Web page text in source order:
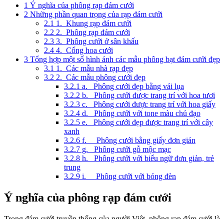
1 Ý nghĩa của phông rạp đám cưới
2 Những phần quan trọng của rạp đám cưới
2.1 1. Khung rạp đám cưới
2.2 2. Phông rạp đám cưới
2.3 3. Phông cưới ở sân khấu
2.4 4. Cổng hoa cưới
3 Tổng hợp một số hình ảnh các mẫu phông bạt đám cưới đẹp
3.1 1. Các mẫu nhà rạp đẹp
3.2 2. Các mẫu phông cưới đẹp
3.2.1 a. Phông cưới đẹp bằng vải lụa
3.2.2 b. Phông cưới được trang trí với hoa tươi
3.2.3 c. Phông cưới được trang trí với hoa giấy
3.2.4 d. Phông cưới với tone màu chủ đạo
3.2.5 e. Phông cưới đẹp được trang trí với cây
xanh
3.2.6 f. Phông cưới bằng giấy đơn giản
3.2.7 g. Phông cưới gỗ mộc mạc
3.2.8 h. Phông cưới với biểu ngữ đơn giản, trẻ
trung
3.2.9 i. Phông cưới với bóng đèn
Ý nghĩa của phông rạp đám cưới